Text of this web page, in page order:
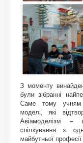
Контакти
З моменту
були зібранні
Саме тому учням
моделі, які
Авіамоделізм –
спілкування з
майбутньої професії